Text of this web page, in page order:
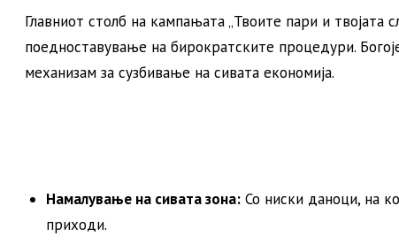
Главниот столб на кампањата „Твоите пари и
поедноставување на бирократските процедури.
механизам за сузбивање на сивата економија.
Намалување на сивата зона: Со ниски даноци, на
приходи.